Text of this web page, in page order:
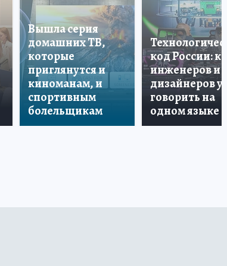
Вышла серия
домашних ТВ,
которые
приглянутся и
киноманам, и
спортивным
болельщикам
код России: как
инженеров и
дизайнеров
говорить на
одном языке